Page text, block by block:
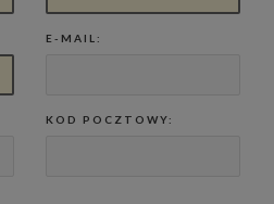
E-MAIL:
KOD POCZTOWY: